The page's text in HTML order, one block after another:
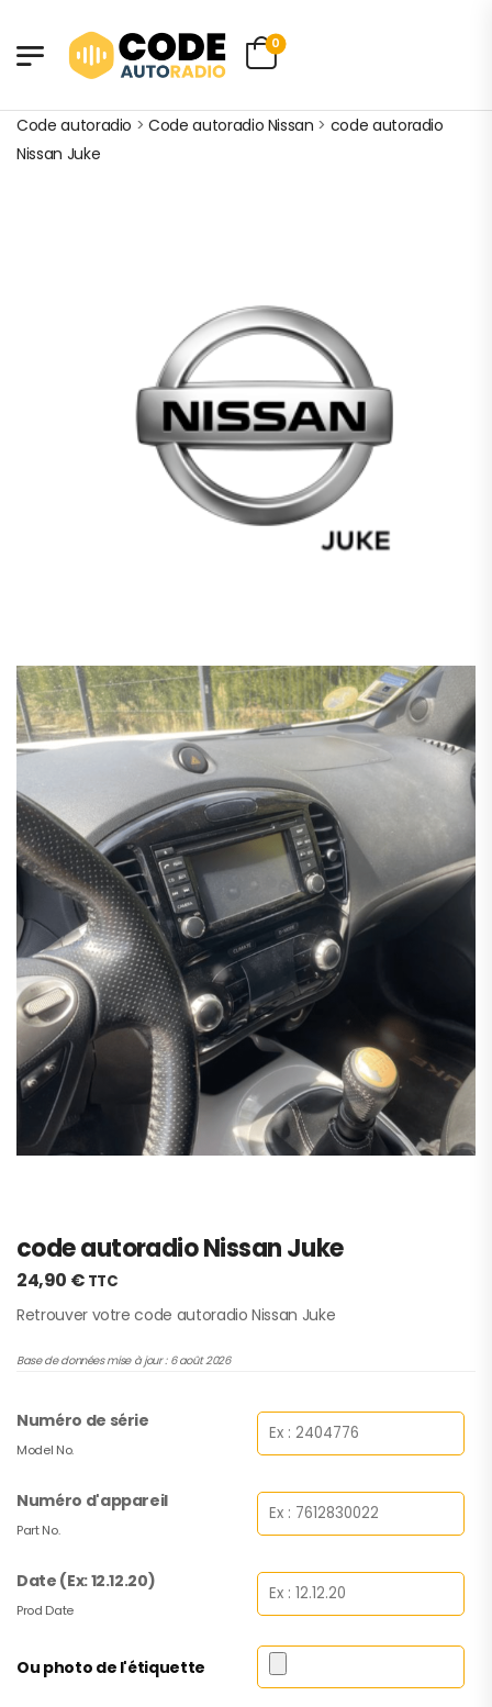
0
Code autoradio >Code autoradio Nissan > code autoradio
Nissan Juke
code autoradio Nissan Juke
24,90 € TTC
Retrouver votre code autoradio Nissan Juke
Base de données mise à jour : 6 août 2026
Numéro de série
Model No.
Numéro d'appareil
Part No.
Date (Ex: 12.12.20)
Prod Date
Ou photo de l'étiquette